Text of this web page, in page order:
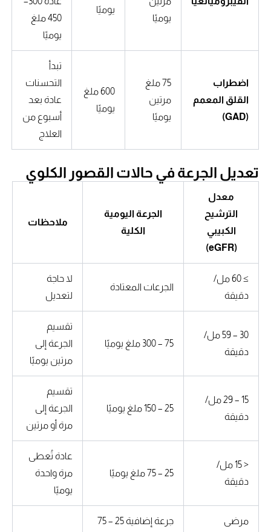
يوميًا
يوميًا
450 ملغ
يوميًا
اضطراب
القلق المعمم
75 ملغ
مرتين
يوميًا
600 ملغ
يوميًا
تبدأ
التحسنات
عادة بعد
أسبوع من
العلاج
تعديل الجرعة في حالات القصور الكلوي
معدل
الترشيح
الكبيبي
الجرعة اليومية
الكلية
ملاحظات
≥ 60 مل/
دقيقة
الجرعات المعتادة
لا حاجة
لتعديل
30 – 59 مل/
دقيقة
75 – 300 ملغ يوميًا
تقسيم
الجرعة إلى
مرتين يوميًا
15 – 29 مل/
دقيقة
25 – 150 ملغ يوميًا
تقسيم
الجرعة إلى
مرة أو مرتين
< 15 مل/
دقيقة
25 – 75 ملغ يوميًا
عادة تُعطى
مرة واحدة
يوميًا
مرضى
جرعة إضافية 25 – 75